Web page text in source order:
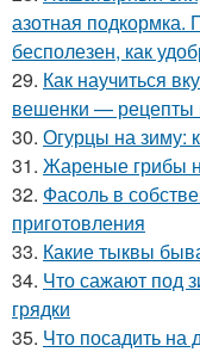
азотная
бесполезен, как
29. Как научиться
вешенки — рецепты
30. Огурцы на зиму:
31. Жареные грибы
32. Фасоль в
приготовления
33. Какие тыквы
34. Что сажают под
грядки
35. Что посадить на